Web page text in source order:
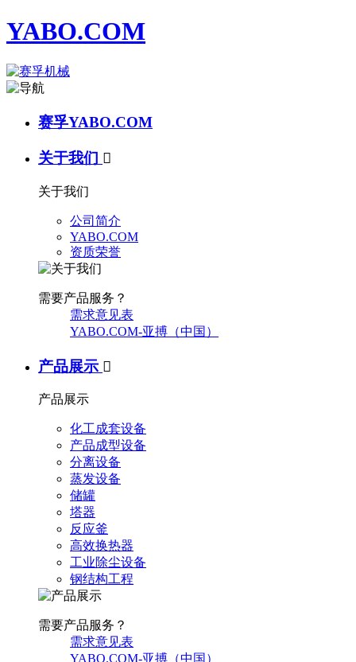
YABO.COM
赛孚YABO.COM
关于我们 
关于我们
公司简介
YABO.COM
资质荣誉
需要产品服务？
需求意见表
YABO.COM-亚搏（中国）
产品展示 
产品展示
化工成套设备
产品成型设备
分离设备
蒸发设备
储罐
塔器
反应釜
高效换热器
工业除尘设备
钢结构工程
需要产品服务？
需求意见表
YABO.COM-亚搏（中国）